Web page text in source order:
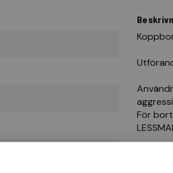
För